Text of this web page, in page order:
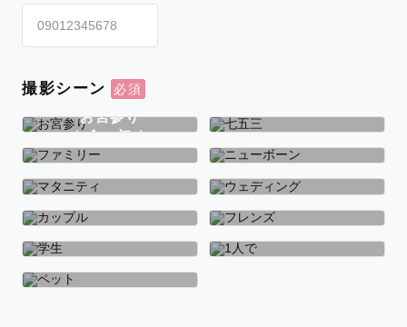
撮影シーン
お宮参り
お食い初め
七五三
ファミリー ニューボーン
マタニティ ウェディング
カップル フレンズ
学生